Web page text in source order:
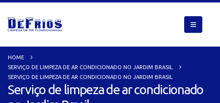
HOME
SERVIÇO DE LIMPEZA DE AR CONDICIONADO NO JARDIM BRASIL
SERVIÇO DE LIMPEZA DE AR CONDICIONADO NO JARDIM BRASIL
Serviço de limpeza de ar condicionado